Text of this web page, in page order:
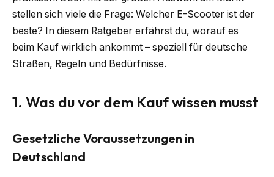
stellen sich viele die Frage: Welcher E-Scooter ist der
beste? In diesem Ratgeber erfährst du, worauf es
beim Kauf wirklich ankommt – speziell für deutsche
Straßen, Regeln und Bedürfnisse.
1. Was du vor dem Kauf wissen musst
Gesetzliche Voraussetzungen in
Deutschland